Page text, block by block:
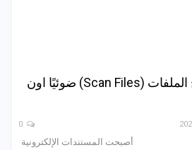
أفضل 6 مواقع لمسح الملفات (Scan Files) ضوئيًا اون
أصبحت المستندات الإلكترونية